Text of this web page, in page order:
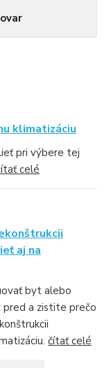
klimatizáciu
pri výbere tej
celé
aj na
byt alebo
a zistite prečo
čítať celé